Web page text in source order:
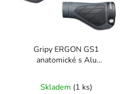
Gripy ERGON GS1
anatomické s Alu
Skladem (1 ks)